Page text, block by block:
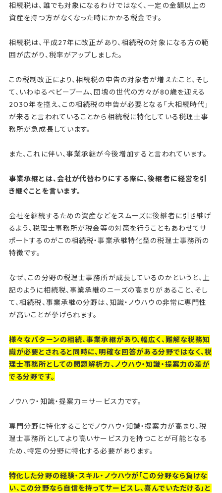
相続税は、誰でも対象になるわけではなく、一定の金額以上の
資産を持つ方がなくなった時にかかる税金です。
相続税は、平成27年に改正があり、相続税の対象になる方の範
囲が広がり、税率がアップしました。
この税制改正により、相続税の申告の対象者が増えたこと、そし
て、いわゆるベビーブーム、団塊の世代の方々が80歳を迎える
2030年を控え、この相続税の申告が必要となる「大相続時代」
が来ると言われていることから相続税に特化している税理士事
務所が急成長しています。
また、これに伴い、事業承継が今後増加すると言われています。
事業承継とは、会社が代替わりにする際に、後継者に経営を引
き継ぐことを言います。
会社を継続するための資産などをスムーズに後継者に引き継げ
るよう、税理士事務所が税金等の対策を行うこともあわせてサ
ポートするのがこの相続税・事業承継特化型の税理士事務所の
特徴です。
なぜ、この分野の税理士事務所が成長しているのかというと、上
記のように相続税、事業承継のニーズの高まりがあること、そし
て、相続税、事業承継の分野は、知識・ノウハウの非常に専門性
が高いことが挙げられます。
様々なパターンの相続、事業承継があり、幅広く、難解な税務知
識が必要とされると同時に、明確な回答がある分野ではなく、税
理士事務所としての問題解析力、ノウハウ・知識・提案力の差が
でる分野です。
ノウハウ・知識・提案力＝サービス力です。
専門分野に特化することでノウハウ・知識・提案力が高まり、税
理士事務所としてより高いサービス力を持つことが可能となる
ため、特定の分野に特化する必要があります。
特化した分野の経験・スキル・ノウハウが「この分野なら負けな
い、この分野なら自信を持ってサービスし、喜んでいただける」と